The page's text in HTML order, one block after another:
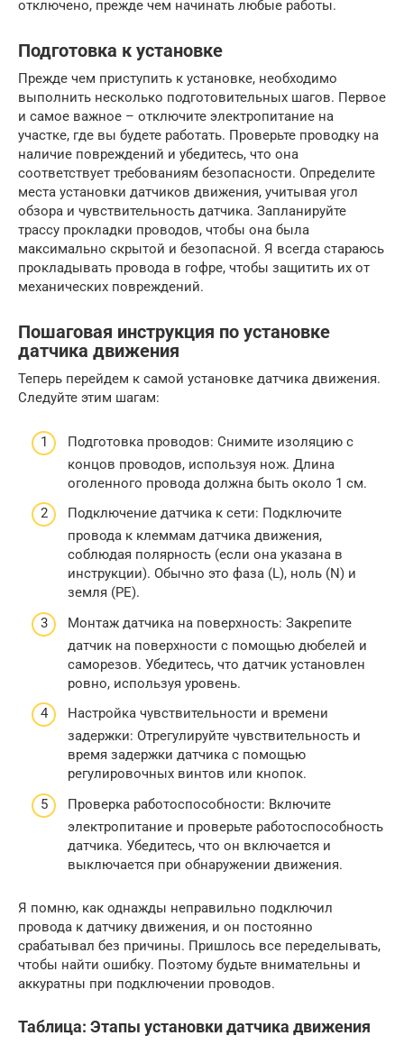
отключено, прежде чем начинать любые работы.
Подготовка к установке
Прежде чем приступить к установке, необходимо
выполнить несколько подготовительных шагов. Первое
и самое важное – отключите электропитание на
участке, где вы будете работать. Проверьте проводку на
наличие повреждений и убедитесь, что она
соответствует требованиям безопасности. Определите
места установки датчиков движения, учитывая угол
обзора и чувствительность датчика. Запланируйте
трассу прокладки проводов, чтобы она была
максимально скрытой и безопасной. Я всегда стараюсь
прокладывать провода в гофре, чтобы защитить их от
механических повреждений.
Пошаговая инструкция по установке
датчика движения
Теперь перейдем к самой установке датчика движения.
Следуйте этим шагам:
Подготовка проводов: Снимите изоляцию с
концов проводов, используя нож. Длина
оголенного провода должна быть около 1 см.
Подключение датчика к сети: Подключите
провода к клеммам датчика движения,
соблюдая полярность (если она указана в
инструкции). Обычно это фаза (L), ноль (N) и
земля (PE).
Монтаж датчика на поверхность: Закрепите
датчик на поверхности с помощью дюбелей и
саморезов. Убедитесь, что датчик установлен
ровно, используя уровень.
Настройка чувствительности и времени
задержки: Отрегулируйте чувствительность и
время задержки датчика с помощью
регулировочных винтов или кнопок.
Проверка работоспособности: Включите
электропитание и проверьте работоспособность
датчика. Убедитесь, что он включается и
выключается при обнаружении движения.
Я помню, как однажды неправильно подключил
провода к датчику движения, и он постоянно
срабатывал без причины. Пришлось все переделывать,
чтобы найти ошибку. Поэтому будьте внимательны и
аккуратны при подключении проводов.
Таблица: Этапы установки датчика движения